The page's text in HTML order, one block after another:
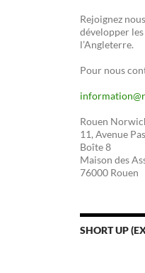
Rejoignez
développer
l’Angleterre.
Pour nous
Rouen
11, Avenue
Boîte 8
Maison des
76000 Rouen
SHORT UP